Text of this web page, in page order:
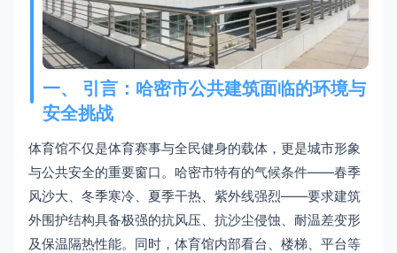
一、 引言：哈密市公共建筑面临的环境与
安全挑战
体育馆不仅是体育赛事与全民健身的载体，更是城市形象
与公共安全的重要窗口。哈密市特有的气候条件——春季
风沙大、冬季寒冷、夏季干热、紫外线强烈——要求建筑
外围护结构具备极强的抗风压、抗沙尘侵蚀、耐温差变形
及保温隔热性能。同时，体育馆内部看台、楼梯、平台等